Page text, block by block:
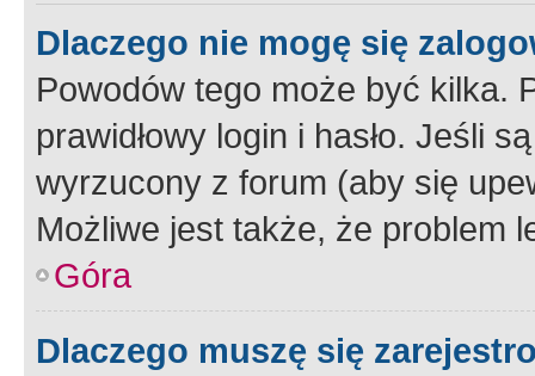
Dlaczego nie mogę się
Powodów tego może być kilka.
prawidłowy login i hasło. Jeśli
wyrzucony z forum (aby się
Możliwe jest także, że problem
Góra
Dlaczego muszę się